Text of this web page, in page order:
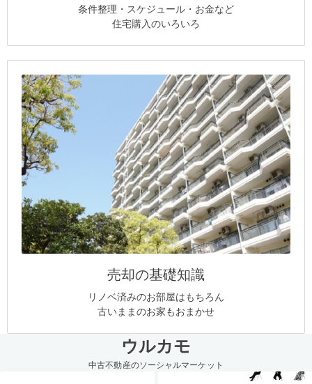
条件整理・スケジュール・お金など
住宅購入のいろいろ
売却の基礎知識
リノベ済みのお部屋はもちろん
古いままのお家もおまかせ
ウルカモ
中古不動産のソーシャルマーケット